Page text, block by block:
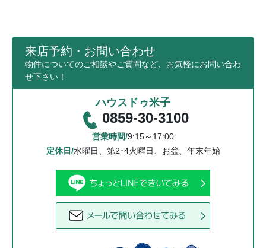
な事情がある場合は、この限りではありませ
ん。
（4）個人情報の開示・修正等の手続
て、照会、訂正、削除を要望される場合は、
お問い合わせ先窓口までご請求ください。当
該ご請求が当社の業務に著しい支障をきたす
場合等を除き、ご利用者様ご本人によるもの
であることが確認できた場合に限り、合理的
訂正、削除致します。
個人情報の保護に関する法令・規範の
遵守について
当社は、当社が保有する個人情報に関して適用され
る個人情報保護関連法令及び規範を遵守します。ま
来店予約・お問い合わせ
物件についてのご相談やご質問など、お気軽にお問い合わ
せ下さい！
ハウスドゥ米子
0859-30-3100
営業時間/9:15～17:00
定休日/水曜日、第2･4火曜日、お盆、年末年始